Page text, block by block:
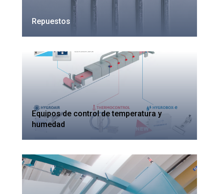
Repuestos
Equipos de control de temperatura y
humedad